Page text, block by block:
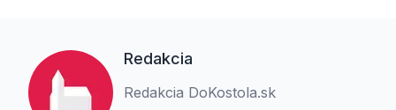
Redakcia
Redakcia DoKostola.sk